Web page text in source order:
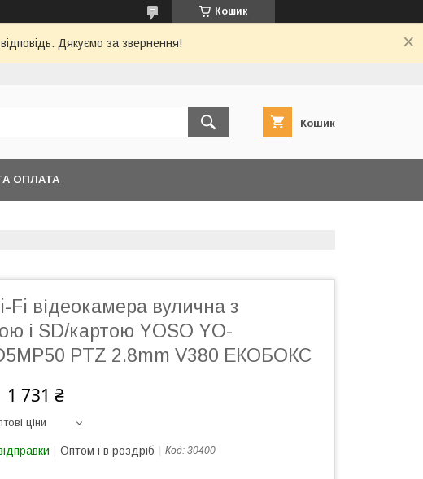
Кошик
Дякуємо за звернення!
Кошик
ОПЛАТА
Fi відеокамера вулична з
і SD/картою YOSO YO-
PTZ 2.8mm V380 ЕКОБОКС
1 731 ₴
ціни
Оптом і в роздріб Код: 30400